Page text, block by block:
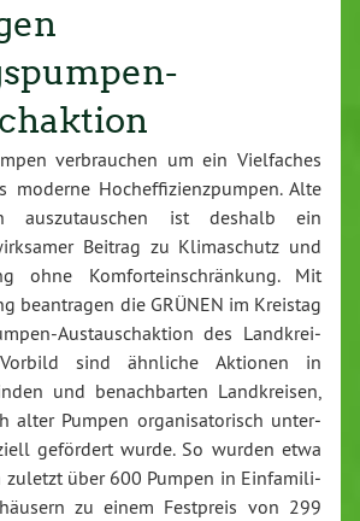
ver­brau­chen um ein Viel­fa­ches
moderne Hoch­ef­fi­zi­enz­pum­pen. Alte
aus­zu­tau­schen ist deshalb ein
Beitrag zu Kli­ma­schutz und
ohne Kom­fort­ein­schrän­kung. Mit
be­an­tra­gen die GRÜNEN im Kreistag
Aus­tausch­ak­ti­on des Land­krei­
sind ähnliche Aktionen in
und be­nach­bar­ten Land­krei­sen,
alter Pumpen or­ga­ni­sa­to­risch un­ter­
gefördert wurde. So wurden etwa
zuletzt über 600 Pumpen in Ein­fa­mi­li­
zu einem Festpreis von 299